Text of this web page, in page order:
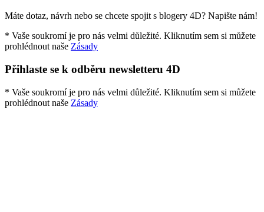
Máte dotaz, návrh nebo se chcete spojit s blogery 4D? Napište nám!
* Vaše soukromí je pro nás velmi důležité. Kliknutím sem si můžete
prohlédnout naše Zásady
Přihlaste se k odběru newsletteru 4D
* Vaše soukromí je pro nás velmi důležité. Kliknutím sem si můžete
prohlédnout naše Zásady